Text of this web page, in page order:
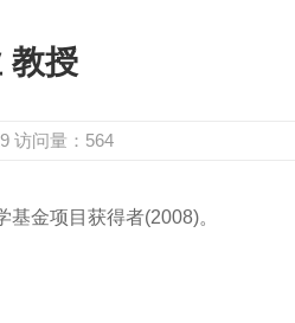
教授
访问量： 564
金项目获得者(2008)。